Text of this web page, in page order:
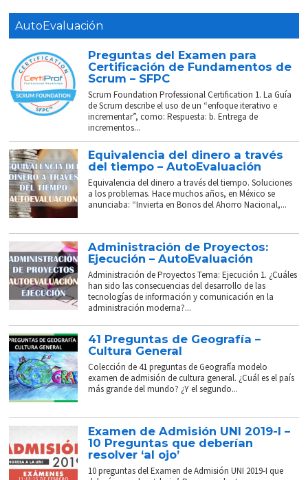
AutoEvaluación
Preguntas del Examen para
Certificación de Fundamentos de
Scrum – SFPC
Scrum Foundation Professional Certification 1. La Guía
de Scrum describe el uso de un “enfoque iterativo e
incrementar”, como: Respuesta: b. Entrega de
incrementos...
Equivalencia del dinero a través
del tiempo – AutoEvaluación
Equivalencia del dinero a través del tiempo. Soluciones
a los problemas. Hace muchos años, en México se
anunciaba: “Invierta en Bonos del Ahorro Nacional,...
Administración de Proyectos:
Ejecución – AutoEvaluación
Administración de Proyectos Tema: Ejecución 1. ¿Cuáles
han sido las consecuencias del desarrollo de las
tecnologías de información y comunicación en la
administración moderna?...
41 Preguntas de Geografía –
Cultura General
Colección de 41 preguntas de Geografía modelo
examen de admisión de cultura general. ¿Cuál es el país
más grande del mundo? ¿Y el segundo...
Examen de Admisión UNI 2019-I –
10 Preguntas que deberían
resolver ‘al ojo’
10 preguntas del Examen de Admisión UNI 2019-I que